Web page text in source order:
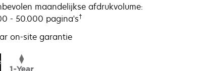
maandelijkse afdrukvolume:
- 50.000 pagina's†
on-site garantie